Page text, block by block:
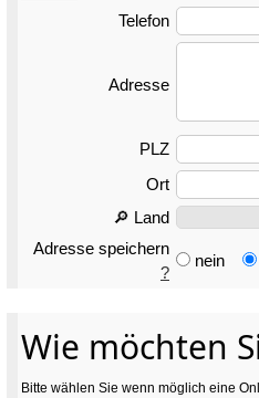
Telefon
Adresse
PLZ
Ort
🔎 Land
Adresse speichern
?
nein
Wie möchten
Bitte wählen Sie wenn möglich eine